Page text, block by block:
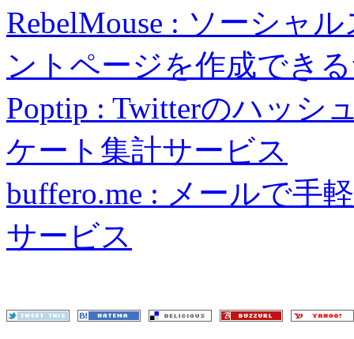
RebelMouse : ソーシャ
ントページを作成でき
Poptip : Twitterのハッシ
ケート集計サービス
buffero.me : メールで手
サービス